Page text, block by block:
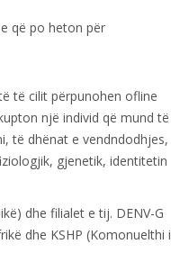
që po heton për
të cilit përpunohen ofline
një individ që mund të
të dhënat e vendndodhjes,
gjenetik, identitetin
dhe filialet e tij. DENV-G
dhe KSHP (Komonuelthi i